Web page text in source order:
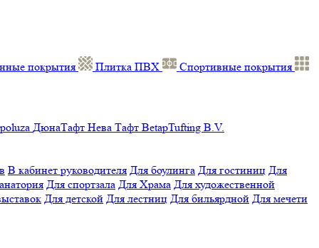
покрытия Плитка ПВХ
Спортивные покрытия
ДюнаТафт Нева Тафт BetapTufting B.V.
В кабинет руководителя Для боулинга Для гостиниц Для
Для спортзала Для Храма Для художественной
Для детской Для лестниц Для бильярдной Для мечети